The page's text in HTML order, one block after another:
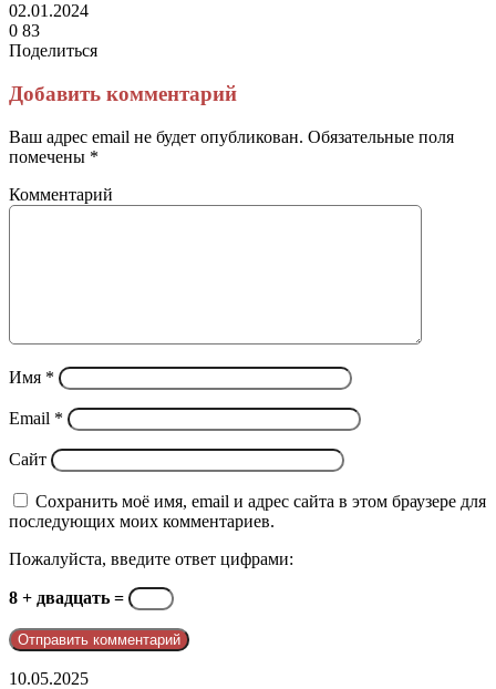
02.01.2024
0 83
Поделиться
через
электронную
почту
Добавить комментарий
Ваш адрес email не будет опубликован. Обязательные поля
помечены *
Комментарий
Имя *
Email *
Сайт
Сохранить моё имя, email и адрес сайта в этом браузере для
последующих моих комментариев.
Пожалуйста, введите ответ цифрами:
8 + двадцать =
telegram
10.05.2025